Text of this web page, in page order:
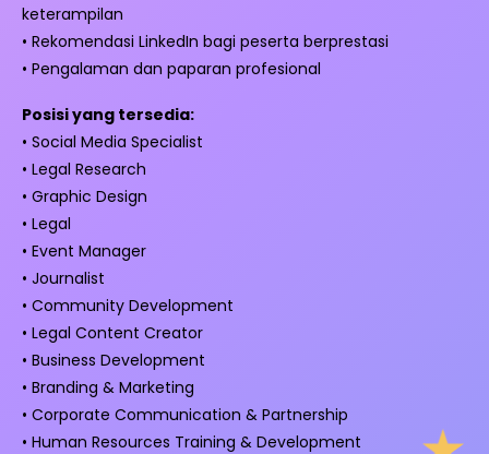
keterampilan
• Rekomendasi LinkedIn bagi peserta berprestasi
• Pengalaman dan paparan profesional
Posisi yang tersedia:
• Social Media Specialist
• Legal Research
• Graphic Design
• Legal
• Event Manager
• Journalist
• Community Development
• Legal Content Creator
• Business Development
• Branding & Marketing
• Corporate Communication & Partnership
• Human Resources Training & Development